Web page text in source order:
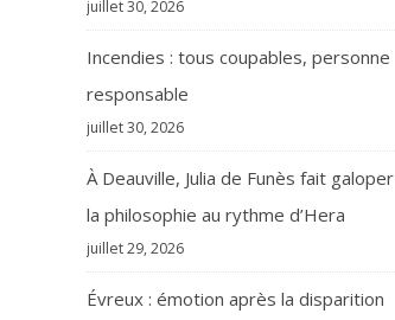
juillet 30, 2026
Incendies : tous coupables, personne
responsable
juillet 30, 2026
À Deauville, Julia de Funès fait galoper
la philosophie au rythme d’Hera
juillet 29, 2026
Évreux : émotion après la disparition